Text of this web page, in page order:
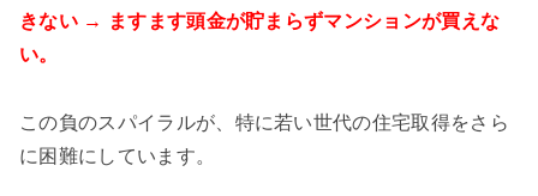
きない → ますます頭金が貯まらずマンションが買えな
い。
この負のスパイラルが、特に若い世代の住宅取得をさら
に困難にしています。